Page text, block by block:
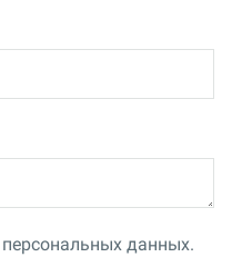
данных.